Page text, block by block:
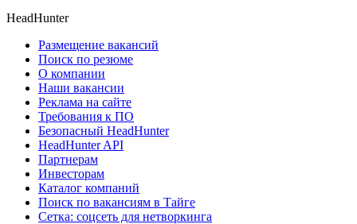
HeadHunter
Размещение вакансий
Поиск по резюме
О компании
Наши вакансии
Реклама на сайте
Требования к ПО
Безопасный HeadHunter
HeadHunter API
Партнерам
Инвесторам
Каталог компаний
Поиск по вакансиям в Тайге
Сетка: соцсеть для нетворкинга